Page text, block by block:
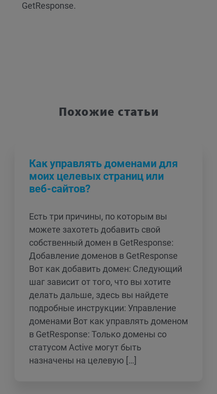
GetResponse.
Похожие статьи
Как управлять доменами для
моих целевых страниц или
веб-сайтов?
Есть три причины, по которым вы
можете захотеть добавить свой
собственный домен в GetResponse:
Добавление доменов в GetResponse
Вот как добавить домен: Следующий
шаг зависит от того, что вы хотите
делать дальше, здесь вы найдете
подробные инструкции: Управление
доменами Вот как управлять доменом
в GetResponse: Только домены со
статусом Active могут быть
назначены на целевую […]